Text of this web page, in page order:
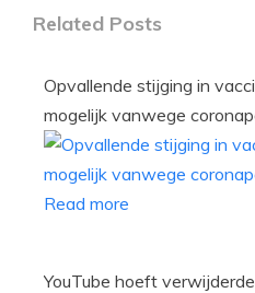
Related Posts
Opvallende stijging in
mogelijk vanwege
Read more
YouTube hoeft